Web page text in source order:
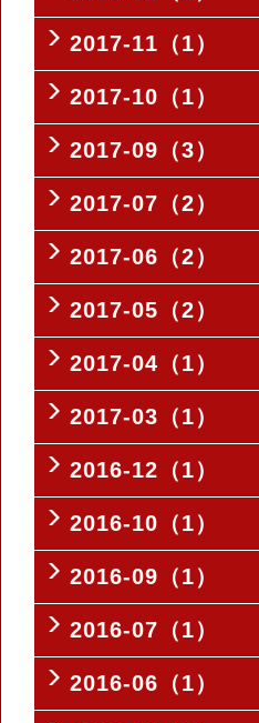
2017-11（1）
2017-10（1）
2017-09（3）
2017-07（2）
2017-06（2）
2017-05（2）
2017-04（1）
2017-03（1）
2016-12（1）
2016-10（1）
2016-09（1）
2016-07（1）
2016-06（1）